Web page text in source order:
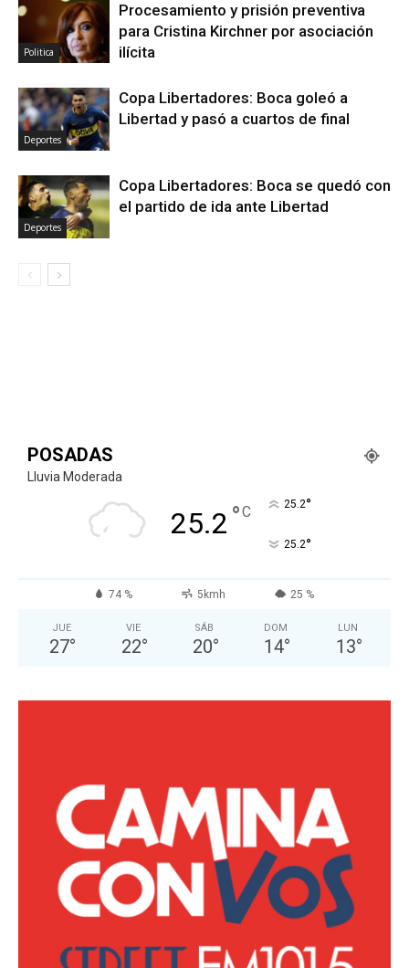
Politica
Procesamiento y prisión preventiva
para Cristina Kirchner por asociación
ilícita
Deportes
Copa Libertadores: Boca goleó a
Libertad y pasó a cuartos de final
Deportes
Copa Libertadores: Boca se quedó con
el partido de ida ante Libertad
POSADAS
Lluvia Moderada
25.2 °C 25.2°
25.2°
74 % 5kmh 25 %
JUE
27°
VIE
22°
SÁB
20°
DOM
14°
LUN
13°